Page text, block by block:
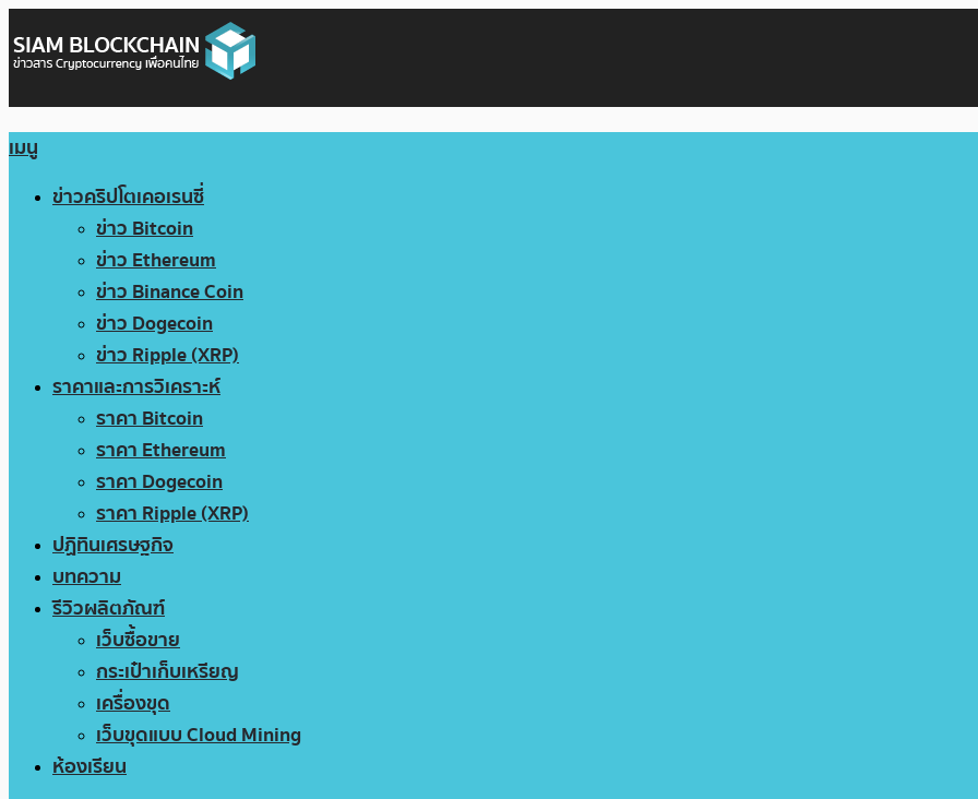
เมนู
ข่าวคริปโตเคอเรนซี่
ข่าว Bitcoin
ข่าว Ethereum
ข่าว Binance Coin
ข่าว Dogecoin
ข่าว Ripple (XRP)
ราคาและการวิเคราะห์
ราคา Bitcoin
ราคา Ethereum
ราคา Dogecoin
ราคา Ripple (XRP)
ปฏิทินเศรษฐกิจ
บทความ
รีวิวผลิตภัณฑ์
เว็บซื้อขาย
กระเป๋าเก็บเหรียญ
เครื่องขุด
เว็บขุดแบบ Cloud Mining
ห้องเรียน